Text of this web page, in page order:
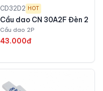
CD32D2 HOT
Cầu dao CN 30A2F Đèn 2
Cầu dao 2P
43.000đ